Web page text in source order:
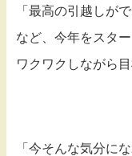
「最高の引越しが
など、今年をスタ
ワクワクしながら
「今そんな気分に